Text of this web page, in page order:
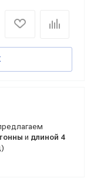
и длиной 4